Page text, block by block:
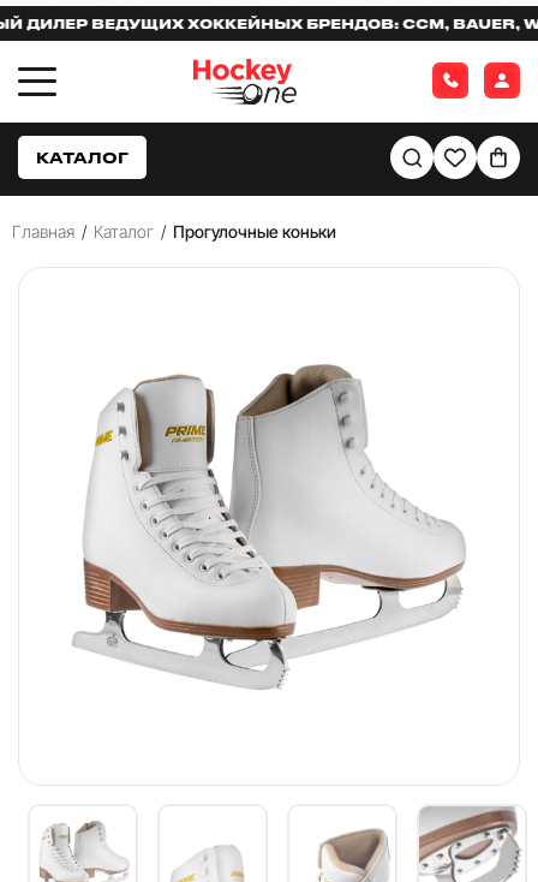
ВЕДУЩИХ ХОККЕЙНЫХ БРЕНДОВ: CCM, BAUER,
КАТАЛОГ
Главная / Каталог / Прогулочные коньки